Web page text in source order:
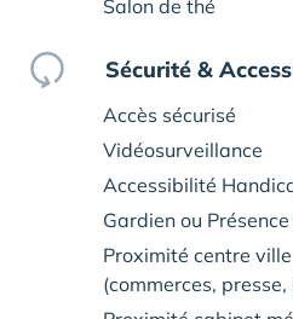
Salon de thé
Sécurité &
Accès sécurisé
Vidéosurveillance
Accessibilité
Gardien ou
Proximité centre
(commerces,